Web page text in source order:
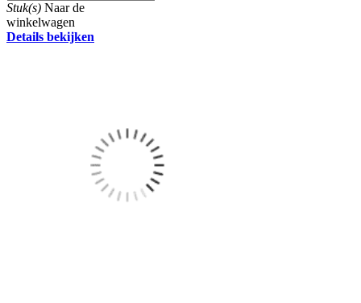
Stuk(s) Naar de
winkelwagen
Details bekijken